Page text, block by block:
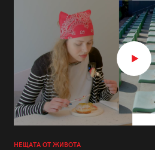
НЕЩАТА ОТ ЖИВОТА